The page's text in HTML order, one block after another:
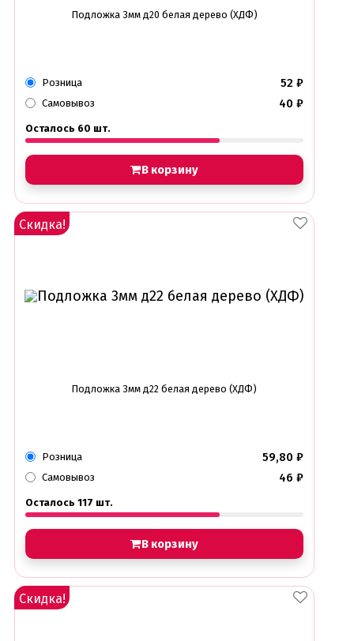
Подложка 3мм д20 белая дерево (ХДФ)
Розница 52 ₽
Самовывоз 40 ₽
Осталось 60 шт.
В корзину
Скидка!
Подложка 3мм д22 белая дерево (ХДФ)
Розница 59,80 ₽
Самовывоз 46 ₽
Осталось 117 шт.
В корзину
Скидка!